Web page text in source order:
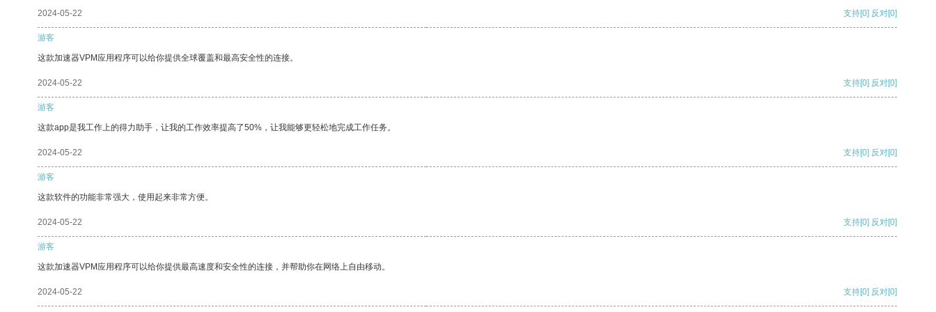
2024-05-22 支持[0] 反对[0]
游客
这款加速器VPM应用程序可以给你提供全球覆盖和最高安全性的连接。
2024-05-22 支持[0] 反对[0]
游客
这款app是我工作上的得力助手，让我的工作效率提高了50%，让我能够更轻松地完成工作任务。
2024-05-22 支持[0] 反对[0]
游客
这款软件的功能非常强大，使用起来非常方便。
2024-05-22 支持[0] 反对[0]
游客
这款加速器VPM应用程序可以给你提供最高速度和安全性的连接，并帮助你在网络上自由移动。
2024-05-22 支持[0] 反对[0]